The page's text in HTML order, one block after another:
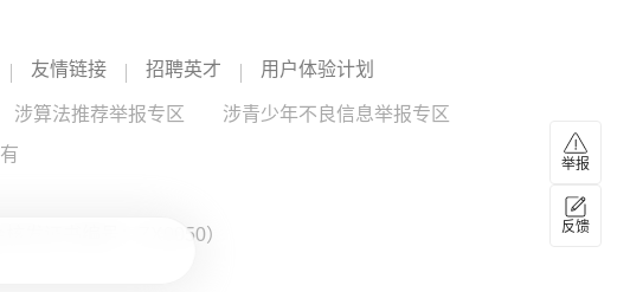
当地时间8月7日，西班牙政府宣布，将对来自意大利的航空
和海运旅客实施边境检查，8日零时正式生效，持续至9月7
四年多来最高水平
友情链接 招聘英才 用户体验计划
涉算法推荐举报专区
涉青少年不良信息举报专区
发证书编号：ZX0050）
举报
反馈